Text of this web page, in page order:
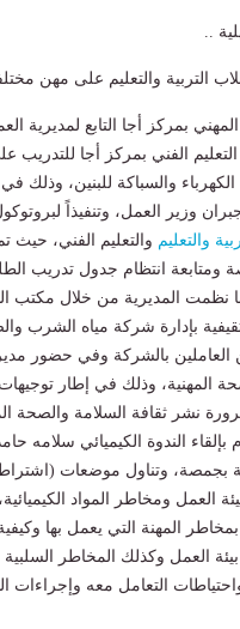
التربية والتعليم على مهن
بمركز أجا التابع لمديرية
الفني بمركز أجا للتدريب
والسباكة للبنين، وذلك في
وزير العمل، وتنفيذاً
والتعليم والتعليم الفني، حيث
انتظام جدول تدريب
نظمت المديرية من خلال مكتب
بإدارة شركة مياه الشرب
بحضور ٢٥ من العاملين بالشركة وفي حضور
المهنية، وذلك في إطار
نشر ثقافة السلامة والصحة
بإلقاء الندوة الكيميائي سلامه
بجمصة، وتناول موضعات
العمل ومخاطر المواد
المهنة التي يعمل بها
العمل وكذلك المخاطر
التعامل معه وإجراءات